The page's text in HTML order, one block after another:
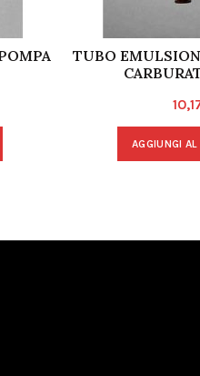
TUBO
AGGIUNGI AL